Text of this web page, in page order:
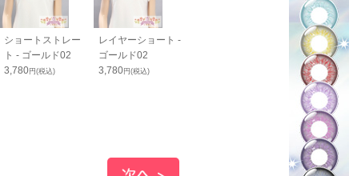
ショートストレー
ト - ゴールド02
3,780円(税込)
レイヤーショート -
ゴールド02
3,780円(税込)
スタンダード
ゴールド02
4,050円(税込)